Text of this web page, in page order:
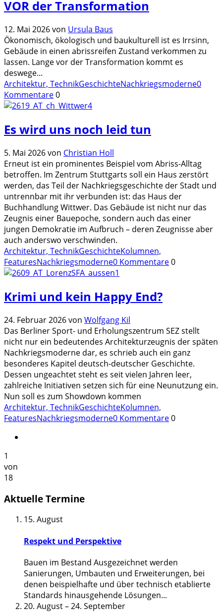
VOR der Transformation
12. Mai 2026von Ursula Baus
Ökonomisch, ökologisch und baukulturell ist es Irrsinn,
Gebäude in einen abrissreifen Zustand verkommen zu
lassen. Lange vor der Transformation kommt es
deswege...
Architektur, TechnikGeschichteNachkriegsmoderne0
Kommentare0
Es wird uns noch leid tun
5. Mai 2026von Christian Holl
Erneut ist ein prominentes Beispiel vom Abriss-Alltag
betroffen. Im Zentrum Stuttgarts soll ein Haus zerstört
werden, das Teil der Nachkriegsgeschichte der Stadt und
untrennbar mit ihr verbunden ist: das Haus der
Buchhandlung Wittwer. Das Gebäude ist nicht nur das
Zeugnis einer Bauepoche, sondern auch das einer
jungen Demokratie im Aufbruch – deren Zeugnisse aber
auch anderswo verschwinden.
Architektur, TechnikGeschichteKolumnen,
FeaturesNachkriegsmoderne0 Kommentare0
Krimi und kein Happy End?
24. Februar 2026von Wolfgang Kil
Das Berliner Sport- und Erholungszentrum SEZ stellt
nicht nur ein bedeutendes Architekturzeugnis der späten
Nachkriegsmoderne dar, es schrieb auch ein ganz
besonderes Kapitel deutsch-deutscher Geschichte.
Dessen ungeachtet steht es seit vielen Jahren leer,
zahlreiche Initiativen setzen sich für eine Neunutzung ein.
Nun soll es zum Showdown kommen
Architektur, TechnikGeschichteKolumnen,
FeaturesNachkriegsmoderne0 Kommentare0
1
von
18
Aktuelle Termine
15. August
Respekt und Perspektive
Bauen im Bestand Ausgezeichnet werden
Sanierungen, Umbauten und Erweiterungen, bei
denen beispielhafte und über technisch etablierte
Standards hinausgehende Lösungen...
20. August–24. September